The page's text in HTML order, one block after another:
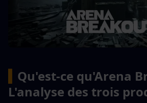
Qu'est-ce qu'Arena
L'analyse des trois